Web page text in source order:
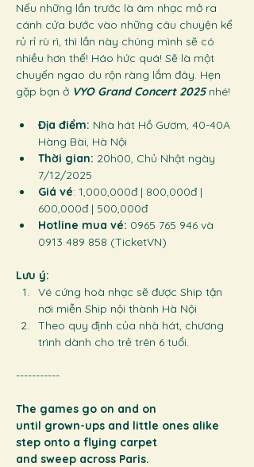
Nếu những lần trước là âm nhạc mở ra
cánh cửa bước vào những câu chuyện kể
rủ rỉ rù rì, thì lần này chúng mình sẽ có
nhiều hơn thế! Háo hức quá! Sẽ là một
chuyến ngao du rộn ràng lắm đây. Hẹn
gặp bạn ở VYO Grand Concert 2025 nhé!
Địa điểm: Nhà hát Hồ Gươm, 40-40A
Hàng Bài, Hà Nội
Thời gian: 20h00, Chủ Nhật ngày
7/12/2025
Giá vé: 1,000,000đ | 800,000đ |
600,000đ | 500,000đ
Hotline mua vé: 0965 765 946 và
0913 489 858 (TicketVN)
Lưu ý:
Vé cứng hoà nhạc sẽ được Ship tận
nơi miễn Ship nội thành Hà Nội
Theo quy định của nhà hát, chương
trình dành cho trẻ trên 6 tuổi.
-----------
The games go on and on
until grown-ups and little ones alike
step onto a flying carpet
and sweep across Paris.